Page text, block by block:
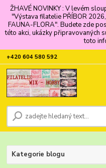
ŽHAVÉ NOVINKY : V levém
"Výstava filatelie PŘÍBOR
FAUNA-FLORA". Budete zde
této akci, ukázky připravovaných
toto
+420 604 580 592
Kategorie blogu